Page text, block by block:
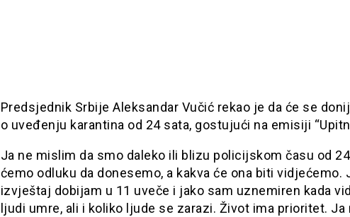
Predsjednik Srbije Aleksandar Vučić rekao je da će se
o uveđenju karantina od 24 sata, gostujući na emisiji
Јa ne mislim da smo daleko ili blizu policijskom času od
ćemo odluku da donesemo, a kakva će ona biti vidjećemo.
izvještaj dobijam u 11 uveče i jako sam uznemiren kada
ljudi umre, ali i koliko ljude se zarazi. Život ima prioritet. Јa